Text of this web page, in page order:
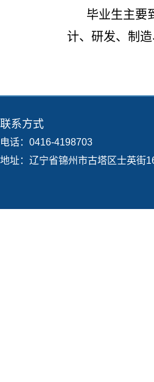
毕业生主要
计、研发、制
联系方式
电话：0416-4198703
地址：辽宁省锦州市古塔区士英街